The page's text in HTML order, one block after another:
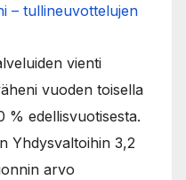
– tullineuvottelujen
vienti
vuoden toisella
% edellisvuotisesta.
Yhdysvaltoihin 3,2
arvo